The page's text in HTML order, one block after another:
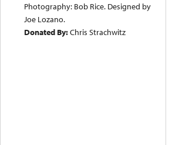
Photography: Bob Rice. Designed by
Joe Lozano.
Donated By:Chris Strachwitz